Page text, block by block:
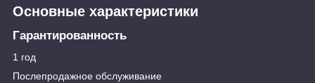
Основные характеристики
Гарантированность
1 год
Послепродажное обслуживание